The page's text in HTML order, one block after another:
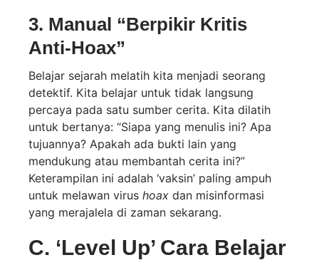
3. Manual “Berpikir Kritis
Anti-Hoax”
Belajar sejarah melatih kita menjadi seorang
detektif. Kita belajar untuk tidak langsung
percaya pada satu sumber cerita. Kita dilatih
untuk bertanya: “Siapa yang menulis ini? Apa
tujuannya? Apakah ada bukti lain yang
mendukung atau membantah cerita ini?”
Keterampilan ini adalah ‘vaksin’ paling ampuh
untuk melawan virus hoax dan misinformasi
yang merajalela di zaman sekarang.
C. ‘Level Up’ Cara Belajar